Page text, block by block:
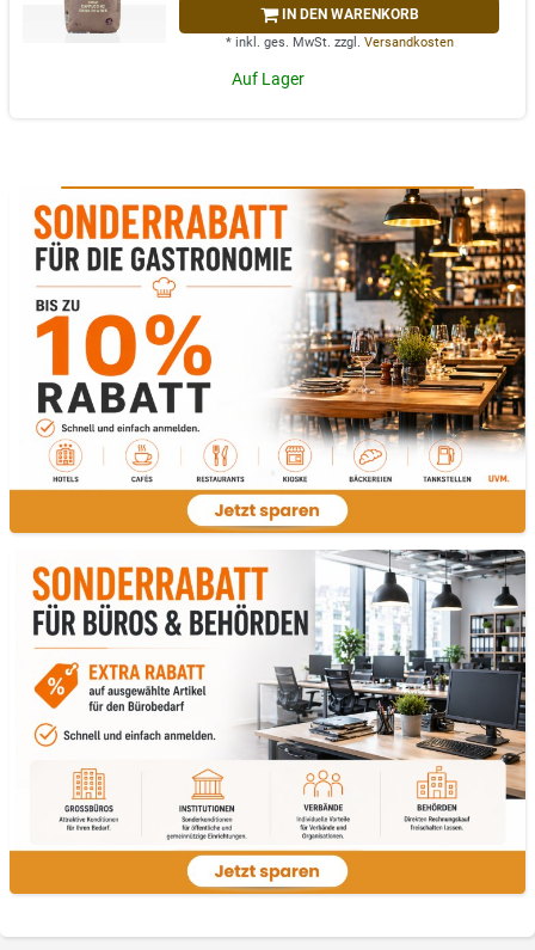
IN DEN WARENKORB
* inkl. ges. MwSt. zzgl. Versandkosten
Auf Lager